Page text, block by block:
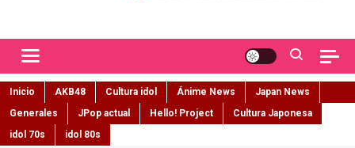
Inicio AKB48 Cultura idol Ánime News
Japan News
Generales
JPop actual Hello! Project
Cultura Japonesa
idol 70s
idol 80s